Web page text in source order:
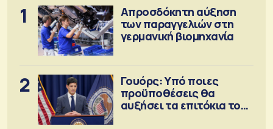
1
Απροσδόκητη αύξηση
των παραγγελιών στη
γερμανική βιομηχανία
2
Γουόρς: Υπό ποιες
προϋποθέσεις θα
αυξήσει τα επιτόκια τον